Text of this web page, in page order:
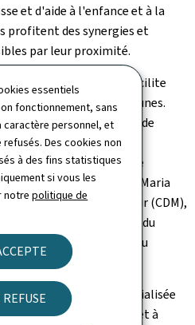
essentiels
fonctionnement, sans
caractère personnel, et
Des cookies non
à des fins statistiques
si vous les
notrepolitique de
et d'aide à l'enfance et à la
profitent des synergies et
par leur proximité.
de compétences facilite
des enfants et des jeunes.
les antennes du Centre de
le développement des
(CDV), du Centre pour le
Grande-Duchesse Maria
le développement moteur (CDM),
intellectuel (CDI) et du
présentant un trouble du
psychopédagogie spécialisée
éducatifs spécifiques et à